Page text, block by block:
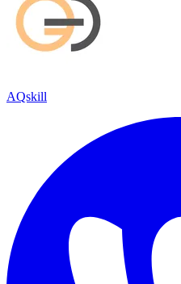
AQskill